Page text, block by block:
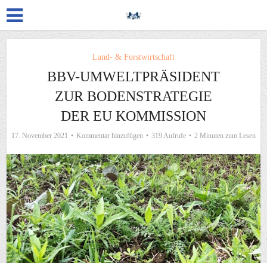
Land- & Forstwirtschaft
BBV-UMWELTPRÄSIDENT
ZUR BODENSTRATEGIE
DER EU KOMMISSION
17. November 2021 Kommentar hinzufügen 319 Aufrufe 2 Minuten zum Lesen